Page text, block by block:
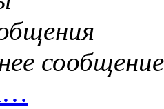
сообщение